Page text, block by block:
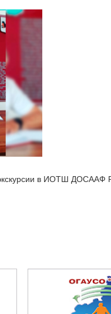
в ИОТШ ДОСААФ